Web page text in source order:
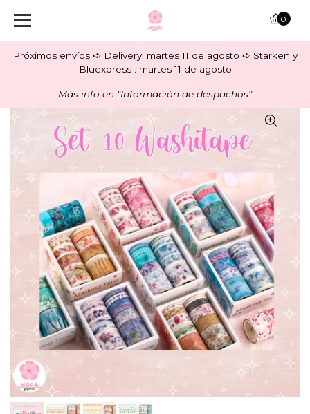
Próximos envíos ➪ Delivery: martes 11 de agosto ➪ Starken y
Bluexpress : martes 11 de agosto
Más info en “Información de despachos”
0